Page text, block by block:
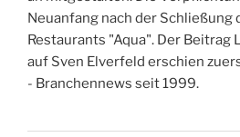
Neuanfang nach der Schließung
Restaurants "Aqua". Der Beitrag
auf Sven Elverfeld erschien
- Branchennews seit 1999.